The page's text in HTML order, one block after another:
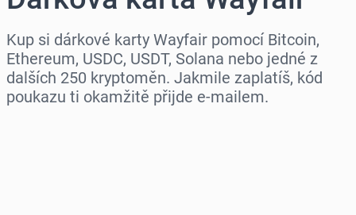
Kup si dárkové karty Wayfair pomocí Bitcoin,
Ethereum, USDC, USDT, Solana nebo jedné z
dalších 250 kryptoměn. Jakmile zaplatíš, kód
poukazu ti okamžitě přijde e-mailem.